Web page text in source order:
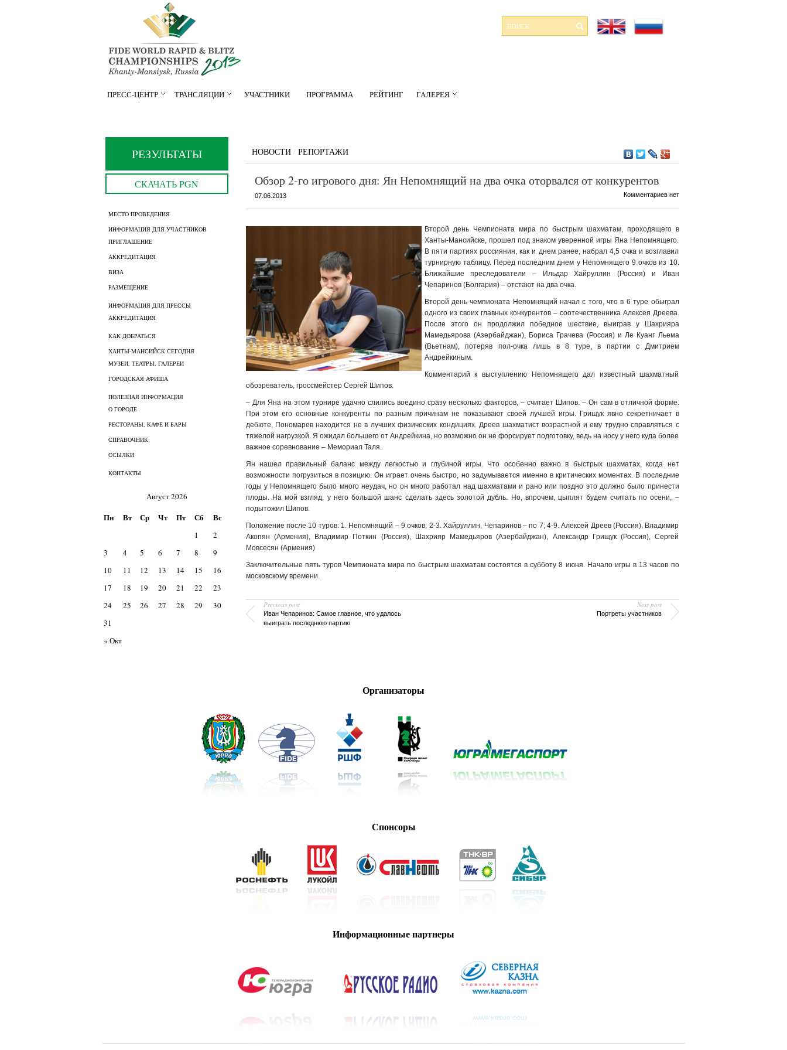
ПРЕСС-ЦЕНТР ТРАНСЛЯЦИИ УЧАСТНИКИ ПРОГРАММА РЕЙТИНГ ГАЛЕРЕЯ
РЕЗУЛЬТАТЫ
СКАЧАТЬ PGN
МЕСТО ПРОВЕДЕНИЯ
ИНФОРМАЦИЯ ДЛЯ УЧАСТНИКОВ
ПРИГЛАШЕНИЕ
АККРЕДИТАЦИЯ
ВИЗА
РАЗМЕЩЕНИЕ
ИНФОРМАЦИЯ ДЛЯ ПРЕССЫ
АККРЕДИТАЦИЯ
КАК ДОБРАТЬСЯ
ХАНТЫ-МАНСИЙСК СЕГОДНЯ
МУЗЕИ, ТЕАТРЫ, ГАЛЕРЕИ
ГОРОДСКАЯ АФИША
ПОЛЕЗНАЯ ИНФОРМАЦИЯ
О ГОРОДЕ
РЕСТОРАНЫ, КАФЕ И БАРЫ
СПРАВОЧНИК
ССЫЛКИ
КОНТАКТЫ
Август 2026
Пн Вт Ср Чт Пт Сб Вс
« Окт
1
2
3
4 5 6 7 8
9
10
11 12 13 14 15
16
17
18 19 20 21 22
23
24
25 26 27 28 29
30
31
НОВОСТИ / РЕПОРТАЖИ
Обзор 2-го игрового дня: Ян Непомнящий на два очка оторвался от конкурентов
07.06.2013 Комментариев нет
Второй день Чемпионата мира по быстрым шахматам, проходящего в
Ханты-Мансийске, прошел под знаком уверенной игры Яна Непомнящего.
В пяти партиях россиянин, как и днем ранее, набрал 4,5 очка и возглавил
турнирную таблицу. Перед последним днем у Непомнящего 9 очков из 10.
Ближайшие преследователи – Ильдар Хайруллин (Россия) и Иван
Чепаринов (Болгария) – отстают на два очка.
Второй день чемпионата Непомнящий начал с того, что в 6 туре обыграл
одного из своих главных конкурентов – соотечественника Алексея Дреева.
После этого он продолжил победное шествие, выиграв у Шахрияра
Мамедьярова (Азербайджан), Бориса Грачева (Россия) и Ле Куанг Льема
(Вьетнам), потеряв пол-очка лишь в 8 туре, в партии с Дмитрием
Андрейкиным.
Комментарий к выступлению Непомнящего дал известный шахматный
обозреватель, гроссмейстер Сергей Шипов.
– Для Яна на этом турнире удачно слились воедино сразу несколько факторов, – считает Шипов. – Он сам в отличной форме.
При этом его основные конкуренты по разным причинам не показывают своей лучшей игры. Грищук явно секретничает в
дебюте, Пономарев находится не в лучших физических кондициях. Дреев шахматист возрастной и ему трудно справляться с
тяжелой нагрузкой. Я ожидал большего от Андрейкина, но возможно он не форсирует подготовку, ведь на носу у него куда более
важное соревнование – Мемориал Таля.
Ян нашел правильный баланс между легкостью и глубиной игры. Что особенно важно в быстрых шахматах, когда нет
возможности погрузиться в позицию. Он играет очень быстро, но задумывается именно в критических моментах. В последние
годы у Непомнящего было много неудач, но он много работал над шахматами и рано или поздно это должно было принести
плоды. На мой взгляд, у него большой шанс сделать здесь золотой дубль. Но, впрочем, цыплят будем считать по осени, –
подытожил Шипов.
Положение после 10 туров: 1. Непомнящий – 9 очков; 2-3. Хайруллин, Чепаринов – по 7; 4-9. Алексей Дреев (Россия), Владимир
Акопян (Армения), Владимир Поткин (Россия), Шахрияр Мамедьяров (Азербайджан), Александр Грищук (Россия), Сергей
Мовсесян (Армения)
Заключительные пять туров Чемпионата мира по быстрым шахматам состоятся в субботу 8 июня. Начало игры в 13 часов по
московскому времени.
Previous post
Иван Чепаринов: Самое главное, что удалось
выиграть последнюю партию
Next post
Портреты участников
Организаторы
Спонсоры
Информационные партнеры